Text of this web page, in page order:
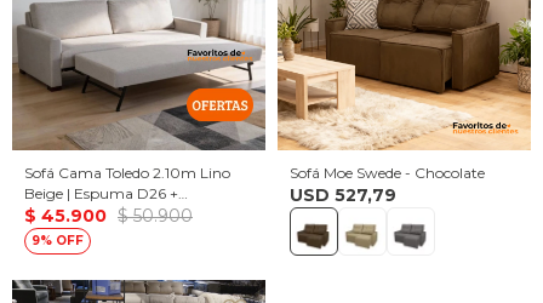
Sofá Cama Toledo 2.10m Lino
Beige | Espuma D26 +
Eucaliptus | Cama Auxiliar
Incluida
$ 45.900 $ 50.900
9
Sofá Moe Swede - Chocolate
USD 527,79